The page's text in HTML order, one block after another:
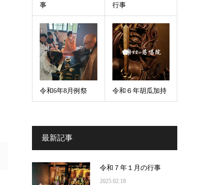
事
行事
令和6年8月例祭 令和６年胡瓜加持
最新記事
令和７年１月の行事
2025.02.18